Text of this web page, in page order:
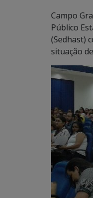
Campo
Público
(Sedhast)
situação